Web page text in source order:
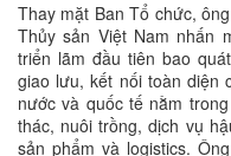
Thay mặt Ban Tổ chức,
Thủy sản Việt Nam nhấn
triển lãm đầu tiên bao
giao lưu, kết nối toàn diện
nước và quốc tế nằm
thác, nuôi trồng, dịch vụ
sản phẩm và logistics.